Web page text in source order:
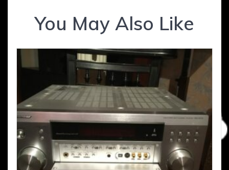
You May Also Like